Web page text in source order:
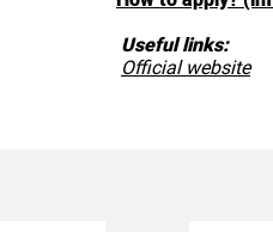
Useful links:
Official website